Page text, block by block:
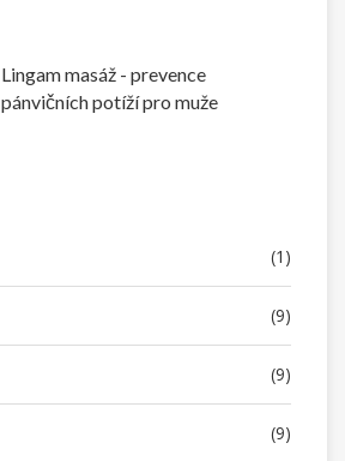
Lingam masáž - prevence
pánvičních potíží pro muže
(1)
(9)
(9)
(9)